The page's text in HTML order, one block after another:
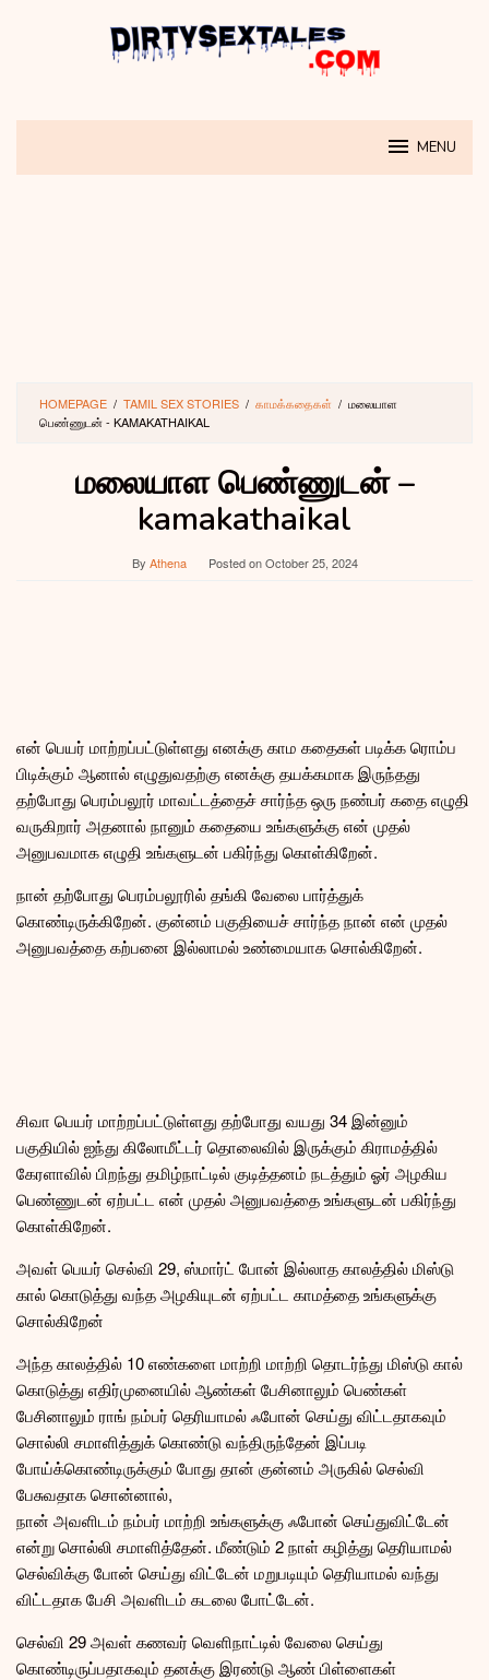
MENU
HOMEPAGE / TAMIL SEX STORIES / காமக்கதைகள் / மலையாள
பெண்ணுடன் - KAMAKATHAIKAL
மலையாள பெண்ணுடன் –
kamakathaikal
By Athena Posted onOctober 25, 2024
என் பெயர் மாற்றப்பட்டுள்ளது எனக்கு காம கதைகள் படிக்க ரொம்ப
பிடிக்கும் ஆனால் எழுதுவதற்கு எனக்கு தயக்கமாக இருந்தது
தற்போது பெரம்பலூர் மாவட்டத்தைச் சார்ந்த ஒரு நண்பர் கதை எழுதி
வருகிறார் அதனால் நானும் கதையை உங்களுக்கு என் முதல்
அனுபவமாக எழுதி உங்களுடன் பகிர்ந்து கொள்கிறேன்.
நான் தற்போது பெரம்பலூரில் தங்கி வேலை பார்த்துக்
கொண்டிருக்கிறேன். குன்னம் பகுதியைச் சார்ந்த நான் என் முதல்
அனுபவத்தை கற்பனை இல்லாமல் உண்மையாக சொல்கிறேன்.
சிவா பெயர் மாற்றப்பட்டுள்ளது தற்போது வயது 34 இன்னும்
பகுதியில் ஐந்து கிலோமீட்டர் தொலைவில் இருக்கும் கிராமத்தில்
கேரளாவில் பிறந்து தமிழ்நாட்டில் குடித்தனம் நடத்தும் ஓர் அழகிய
பெண்ணுடன் ஏற்பட்ட என் முதல் அனுபவத்தை உங்களுடன் பகிர்ந்து
கொள்கிறேன்.
அவள் பெயர் செல்வி 29, ஸ்மார்ட் போன் இல்லாத காலத்தில் மிஸ்டு
கால் கொடுத்து வந்த அழகியுடன் ஏற்பட்ட காமத்தை உங்களுக்கு
சொல்கிறேன்
அந்த காலத்தில் 10 எண்களை மாற்றி மாற்றி தொடர்ந்து மிஸ்டு கால்
கொடுத்து எதிர்முனையில் ஆண்கள் பேசினாலும் பெண்கள்
பேசினாலும் ராங் நம்பர் தெரியாமல் ஃபோன் செய்து விட்டதாகவும்
சொல்லி சமாளித்துக் கொண்டு வந்திருந்தேன் இப்படி
போய்க்கொண்டிருக்கும் போது தான் குன்னம் அருகில் செல்வி
பேசுவதாக சொன்னால்,
நான் அவளிடம் நம்பர் மாற்றி உங்களுக்கு ஃபோன் செய்துவிட்டேன்
என்று சொல்லி சமாளித்தேன். மீண்டும் 2 நாள் கழித்து தெரியாமல்
செல்விக்கு போன் செய்து விட்டேன் மறுபடியும் தெரியாமல் வந்து
விட்டதாக பேசி அவளிடம் கடலை போட்டேன்.
செல்வி 29 அவள் கணவர் வெளிநாட்டில் வேலை செய்து
கொண்டிருப்பதாகவும் தனக்கு இரண்டு ஆண் பிள்ளைகள்